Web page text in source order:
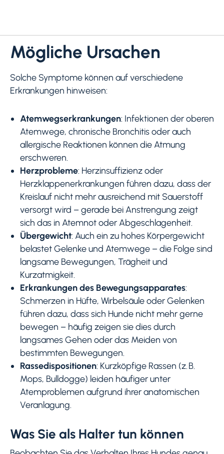
Mögliche Ursachen
Solche Symptome können auf verschiedene
Erkrankungen hinweisen:
Atemwegserkrankungen: Infektionen der oberen
Atemwege, chronische Bronchitis oder auch
allergische Reaktionen können die Atmung
erschweren.
Herzprobleme: Herzinsuffizienz oder
Herzklappenerkrankungen führen dazu, dass der
Kreislauf nicht mehr ausreichend mit Sauerstoff
versorgt wird – gerade bei Anstrengung zeigt
sich das in Atemnot oder Abgeschlagenheit.
Übergewicht: Auch ein zu hohes Körpergewicht
belastet Gelenke und Atemwege – die Folge sind
langsame Bewegungen, Trägheit und
Kurzatmigkeit.
Erkrankungen des Bewegungsapparates:
Schmerzen in Hüfte, Wirbelsäule oder Gelenken
führen dazu, dass sich Hunde nicht mehr gerne
bewegen – häufig zeigen sie dies durch
langsames Gehen oder das Meiden von
bestimmten Bewegungen.
Rassedispositionen: Kurzköpfige Rassen (z. B.
Mops, Bulldogge) leiden häufiger unter
Atemproblemen aufgrund ihrer anatomischen
Veranlagung.
Was Sie als Halter tun können